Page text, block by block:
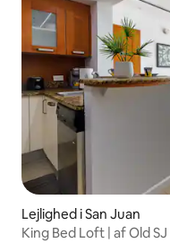
Lejlighed i San Juan
King Bed Loft | af Old